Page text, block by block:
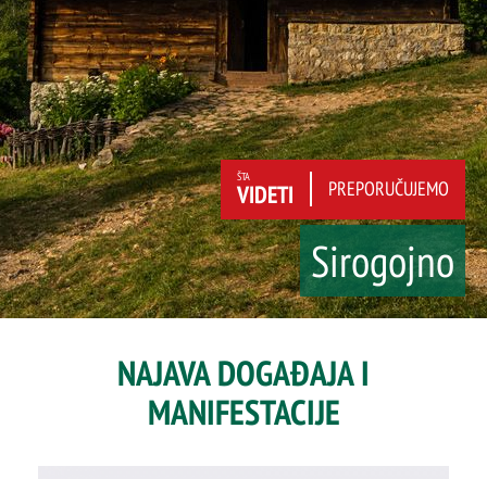
ŠTA
VIDETI PREPORUČUJEMO
Sirogojno
NAJAVA DOGAĐAJA I
MANIFESTACIJE